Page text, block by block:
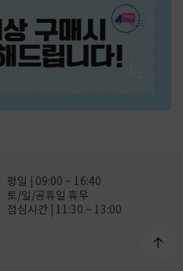
평일 | 09:00 ~ 16:40
토/일/공휴일 휴무
점심시간 | 11:30 ~ 13:00